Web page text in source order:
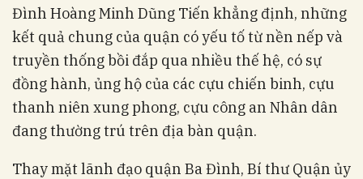
Đình Hoàng Minh Dũng Tiến khẳng định, những
kết quả chung của quận có yếu tố từ nền nếp và
truyền thống bồi đắp qua nhiều thế hệ, có sự
đồng hành, ủng hộ của các cựu chiến binh, cựu
thanh niên xung phong, cựu công an Nhân dân
đang thường trú trên địa bàn quận.
Thay mặt lãnh đạo quận Ba Đình, Bí thư Quận ủy